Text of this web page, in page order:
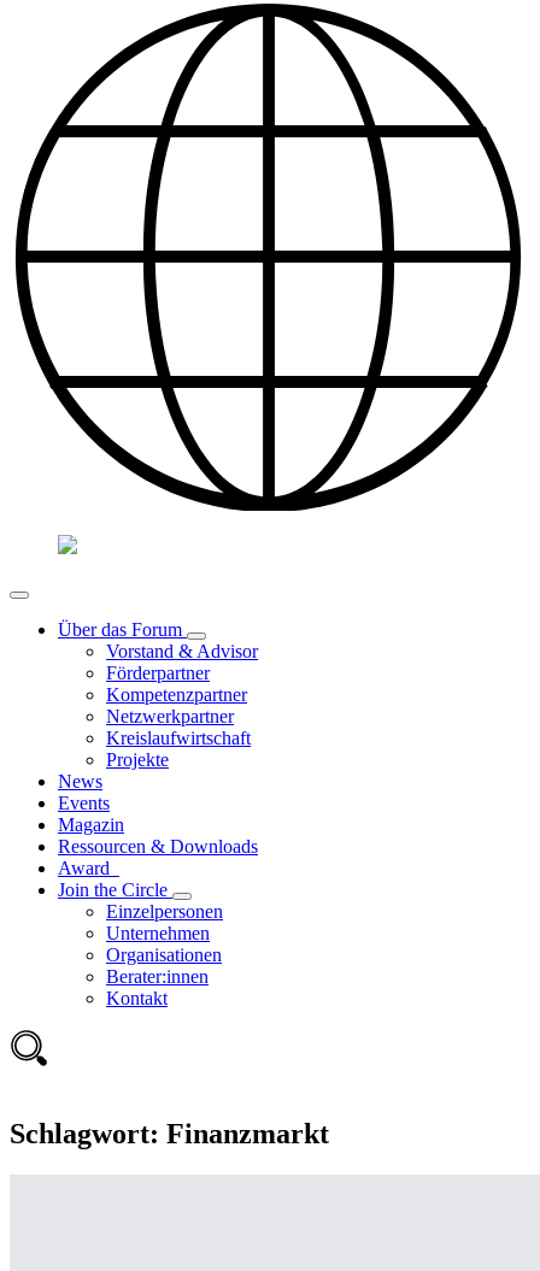
Über das Forum
Vorstand & Advisor
Förderpartner
Kompetenzpartner
Netzwerkpartner
Kreislaufwirtschaft
Projekte
News
Events
Magazin
Ressourcen & Downloads
Award
Join the Circle
Einzelpersonen
Unternehmen
Organisationen
Berater:innen
Kontakt
Schlagwort: Finanzmarkt